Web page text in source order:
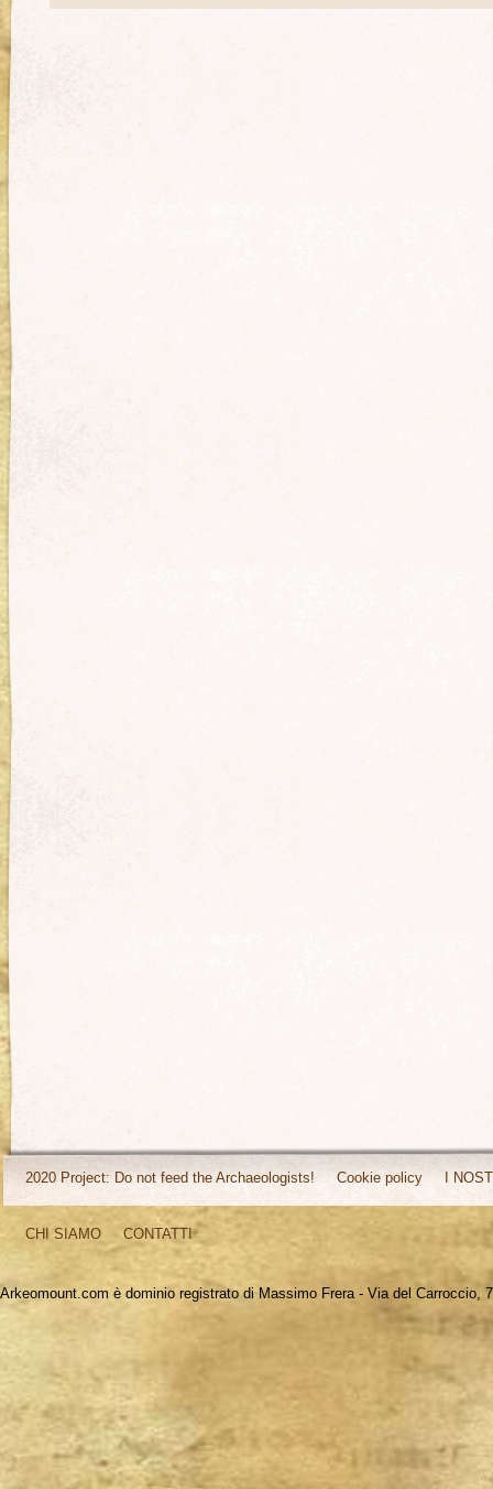
2020 Project: Do not feed the Archaeologists! Cookie policy I
CHI SIAMO CONTATTI
Arkeomount.com è dominio registrato di Massimo Frera - Via del